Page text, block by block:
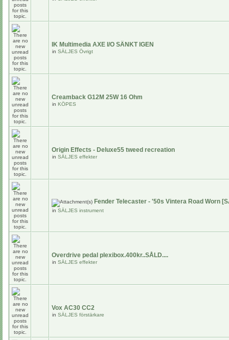
IK Multimedia AXE I/O SÄNKT IGEN
in SÄLJES Övrigt
Creamback G12M 25W 16 Ohm
in KÖPES
Origin Effects - Deluxe55 tweed recreation
in SÄLJES effekter
Fender Telecaster - '50s Vintera Road Worn
in SÄLJES instrument
Overdrive pedal plexibox.400kr..SÅLD....
in SÄLJES effekter
Vox AC30 CC2
in SÄLJES förstärkare